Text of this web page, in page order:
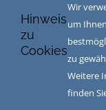
Impressum|
Hinweis
zu
Cookies
Wir
um
zu
Weitere
finden